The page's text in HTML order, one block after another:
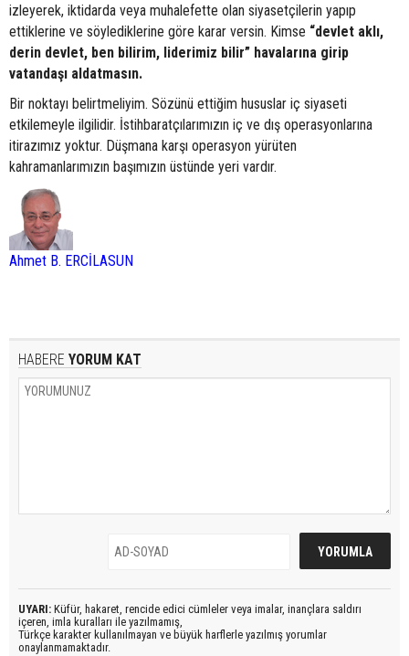
izleyerek, iktidarda veya muhalefette olan siyasetçilerin yapıp
ettiklerine ve söylediklerine göre karar versin. Kimse “devlet aklı,
derin devlet, ben bilirim, liderimiz bilir” havalarına girip
vatandaşı aldatmasın.
Bir noktayı belirtmeliyim. Sözünü ettiğim hususlar iç siyaseti
etkilemeyle ilgilidir. İstihbaratçılarımızın iç ve dış operasyonlarına
itirazımız yoktur. Düşmana karşı operasyon yürüten
kahramanlarımızın başımızın üstünde yeri vardır.
Ahmet B. ERCİLASUN
HABERE YORUM KAT
UYARI: Küfür, hakaret, rencide edici cümleler veya imalar, inançlara saldırı
içeren, imla kuralları ile yazılmamış,
Türkçe karakter kullanılmayan ve büyük harflerle yazılmış yorumlar
onaylanmamaktadır.